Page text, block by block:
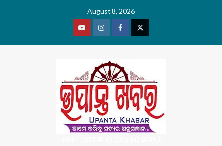
August 8, 2026
YoutubeVimeoFacebookTwitter